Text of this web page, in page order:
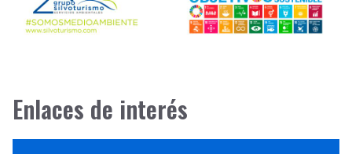
Enlaces de interés